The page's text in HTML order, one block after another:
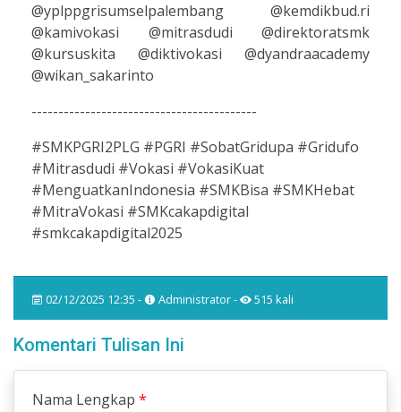
@yplppgrisumselpalembang @kemdikbud.ri
@kamivokasi @mitrasdudi @direktoratsmk
@kursuskita @diktivokasi @dyandraacademy
@wikan_sakarinto
------------------------------------------
#SMKPGRI2PLG #PGRI #SobatGridupa #Gridufo
#Mitrasdudi #Vokasi #VokasiKuat
#MenguatkanIndonesia #SMKBisa #SMKHebat
#MitraVokasi #SMKcakapdigital
#smkcakapdigital2025
02/12/2025 12:35 - Administrator - 515 kali
Komentari Tulisan Ini
Nama Lengkap *